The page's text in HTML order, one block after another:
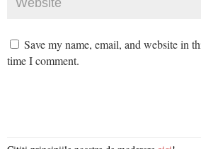
Save my name, email, and website in
time I comment.